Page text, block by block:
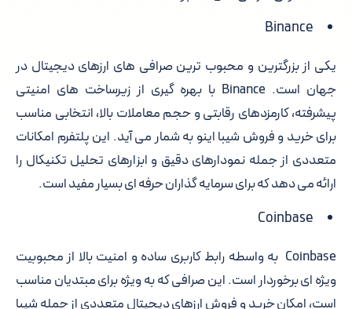
Binance
یکی از بزرگترین و محبوب ترین صرافی های ارزهای دیجیتال در
جهان است. Binance با بهره گیری از زیرساخت های امنیتی
پیشرفته، کارمزدهای رقابتی و حجم معاملات بالا، انتخابی مناسب
برای خرید و فروش شیبا اینو به شمار می آید. این پلتفرم امکانات
متعددی از جمله نمودارهای دقیق و ابزارهای تحلیل تکنیکال را
ارائه می دهد که برای سرمایه گذاران حرفه ای بسیار مفید است.
Coinbase
Coinbase به واسطه رابط کاربری ساده و امنیت بالا از محبوبیت
ویژه ای برخوردار است. این صرافی که به ویژه برای مبتدیان مناسب
است، امکان خرید و فروش ارزهای دیجیتال متعددی از جمله شیبا